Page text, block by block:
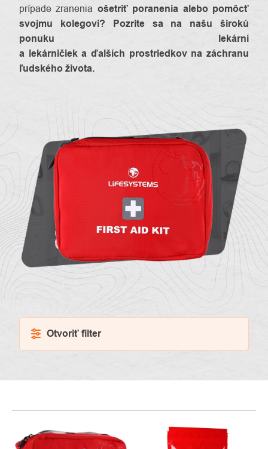
O
Kontakty
prípade zranenia ošetriť poranenia alebo pomôcť
svojmu kolegovi? Pozrite sa na našu širokú
ponuku lekární
a lekárničieka ďalších prostriedkov na záchranu
ľudského života.
Otvoriť filter
PRODUKTOV